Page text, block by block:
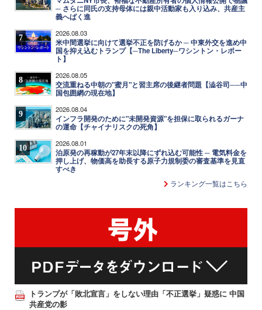
─ さらに同氏の支持母体には親中活動家も入り込み、共産主
義へばく進
7 2026.08.03
米中間選挙に向けて選挙不正を防げるか ─ 中東外交を進め中
国を抑え込むトランプ【─The Liberty─ワシントン・レポー
ト】
8 2026.08.05
交流重ねる中朝の"蜜月"と習主席の後継者問題【澁谷司──中
国包囲網の現在地】
9 2026.08.04
インフラ開発のために"未開発資源"を担保に取られるガーナ
の運命【チャイナリスクの死角】
10 2026.08.01
泊原発の再稼動が27年末以降にずれ込む可能性 ─ 電気料金を
押し上げ、物価高を助長する原子力規制委の審査基準を見直
すべき
ランキング一覧はこちら
トランプが「敗北宣言」をしない理由「不正選挙」疑惑に 中国
共産党の影